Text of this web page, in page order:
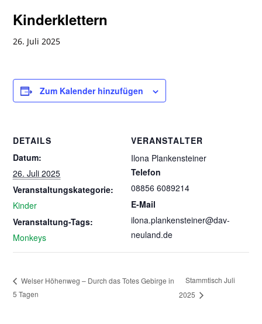
Kinderklettern
26. Juli 2025
Zum Kalender hinzufügen
DETAILS
Datum:
26. Juli 2025
Veranstaltungskategorie:
Kinder
Veranstaltung-Tags:
Monkeys
VERANSTALTER
Ilona Plankensteiner
Telefon
08856 6089214
E-Mail
ilona.plankensteiner@dav-
neuland.de
Welser Höhenweg – Durch das Totes Gebirge in
5 Tagen
Stammtisch Juli
2025